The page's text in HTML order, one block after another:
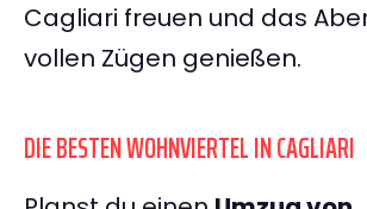
Cagliari freuen und das
vollen Zügen genießen.
DIE BESTEN WOHNVIERTEL IN CAGLIARI